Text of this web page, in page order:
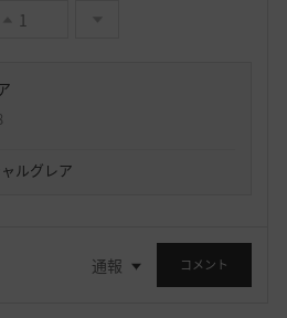
1
ルグレア
通報 コメント